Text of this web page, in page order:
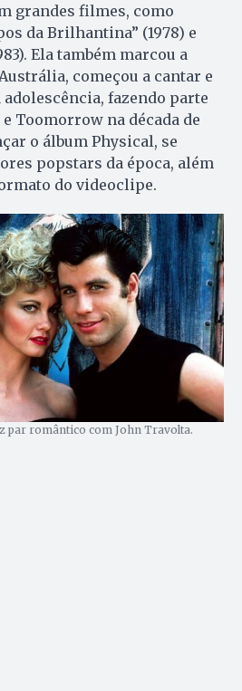
grandes filmes, como
da Brilhantina” (1978) e
Ela também marcou a
começou a cantar e
fazendo parte
Toomorrow na década de
o álbum Physical, se
popstars da época, além
do videoclipe.
par romântico com John Travolta.